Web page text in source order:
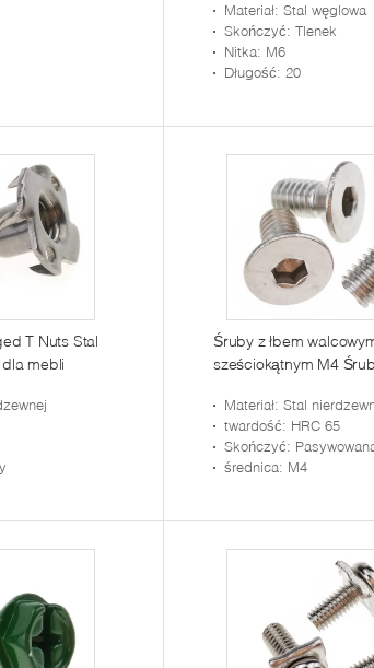
Materiał: Stal węglowa
Skończyć: Tlenek
Nitka: M6
Długość: 20
T Nuts Stal
mebli
Śruby z łbem
sześciokątnym M4
Materiał: Stal
twardość: HRC 65
Skończyć:
średnica: M4